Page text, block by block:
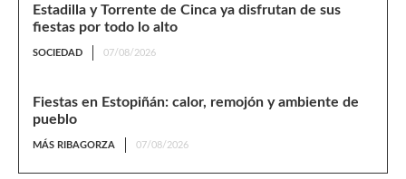
Estadilla y Torrente de Cinca ya disfrutan de sus
fiestas por todo lo alto
SOCIEDAD 07/08/2026
Fiestas en Estopiñán: calor, remojón y ambiente de
pueblo
MÁS RIBAGORZA 07/08/2026